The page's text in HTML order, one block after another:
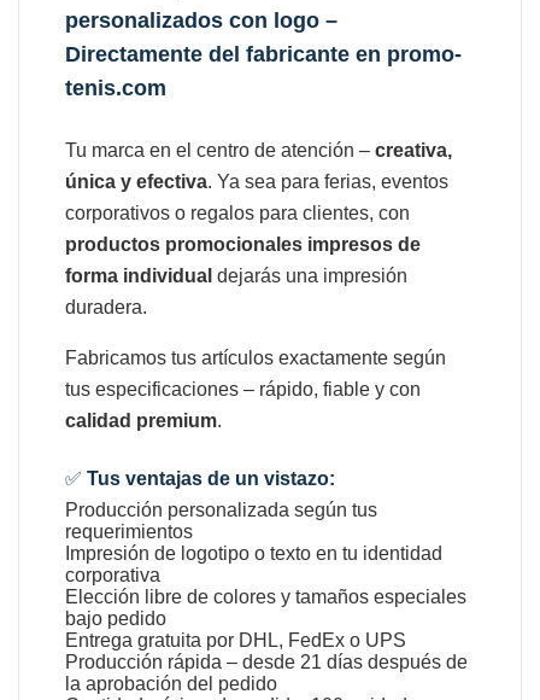
personalizados con logo –
Directamente del fabricante en promo-
tenis.com
Tu marca en el centro de atención –creativa,
única y efectiva. Ya sea para ferias, eventos
corporativos o regalos para clientes, con
productos promocionales impresos de
forma individual dejarás una impresión
duradera.
Fabricamos tus artículos exactamente según
tus especificaciones – rápido, fiable y con
calidad premium.
✅Tus ventajas de un vistazo:
Producción personalizada según tus
requerimientos
Impresión de logotipo o texto en tu identidad
corporativa
Elección libre de colores y tamaños especiales
bajo pedido
Entrega gratuita por DHL, FedEx o UPS
Producción rápida – desde 21 días después de
la aprobación del pedido